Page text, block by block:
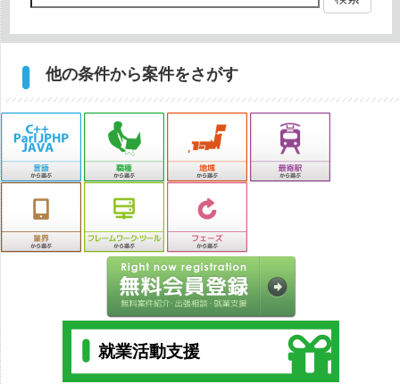
他の条件から案件をさがす
就業活動支援